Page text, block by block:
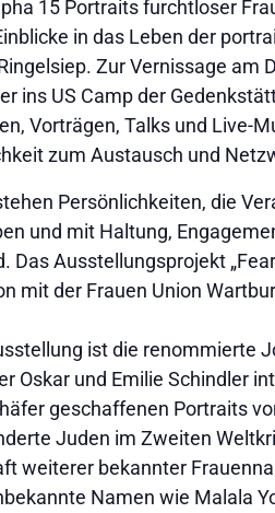
15 Portraits furchtloser
in das Leben der
Zur Vernissage am
ins US Camp der
Vorträgen, Talks und Live-
zum Austausch und
Persönlichkeiten, die
und mit Haltung,
Das Ausstellungsprojekt
mit der Frauen Union
ist die renommierte
Oskar und Emilie Schindler
geschaffenen Portraits
Juden im Zweiten
weiterer bekannter
Namen wie Malala